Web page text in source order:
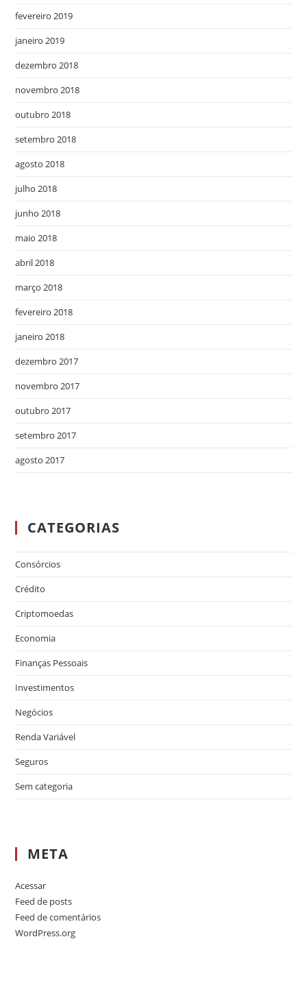
fevereiro 2019
janeiro 2019
dezembro 2018
novembro 2018
outubro 2018
setembro 2018
agosto 2018
julho 2018
junho 2018
maio 2018
abril 2018
março 2018
fevereiro 2018
janeiro 2018
dezembro 2017
novembro 2017
outubro 2017
setembro 2017
agosto 2017
CATEGORIAS
Consórcios
Crédito
Criptomoedas
Economia
Finanças Pessoais
Investimentos
Negócios
Renda Variável
Seguros
Sem categoria
META
Acessar
Feed de posts
Feed de comentários
WordPress.org